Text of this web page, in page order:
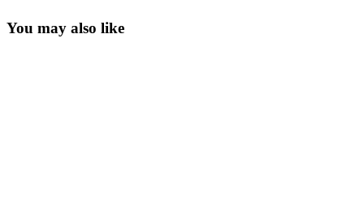
You may also like